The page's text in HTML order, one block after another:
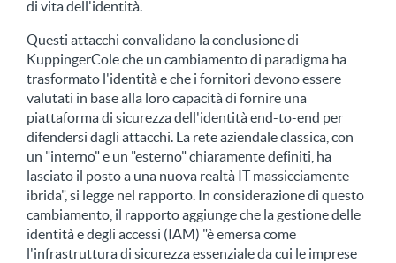
di vita dell'identità.
Questi attacchi convalidano la conclusione di
KuppingerCole che un cambiamento di paradigma ha
trasformato l'identità e che i fornitori devono essere
valutati in base alla loro capacità di fornire una
piattaforma di sicurezza dell'identità end-to-end per
difendersi dagli attacchi. La rete aziendale classica, con
un "interno" e un "esterno" chiaramente definiti, ha
lasciato il posto a una nuova realtà IT massicciamente
ibrida", si legge nel rapporto. In considerazione di questo
cambiamento, il rapporto aggiunge che la gestione delle
identità e degli accessi (IAM) "è emersa come
l'infrastruttura di sicurezza essenziale da cui le imprese